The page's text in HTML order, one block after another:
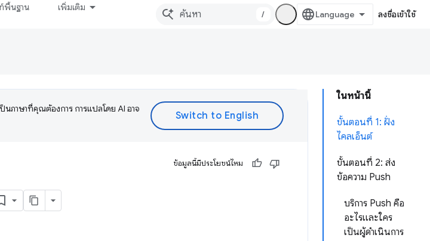
พื้นฐาน เพิ่มเติม
/ ลงชื่อเข้าใช้
ในหน้านี้
ขั้นตอนที่ 1: ฝั่ง
ไคลเอ็นต์
ขั้นตอนที่ 2: ส่ง
ข้อความ Push
บริการ Push คือ
อะไรและใคร
เป็นผู้ดำเนินการ
นภาษาที่คุณต้องการ การแปลโดย AI อาจ
ข้อมูลนี้มีประโยชน์ไหม